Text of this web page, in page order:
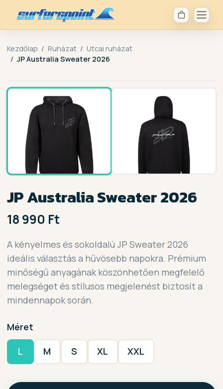
Kezdőlap Ruházat
Utcai ruházat
JP Australia Sweater 2026
JP Australia Sweater 2026
18 990 Ft
A kényelmes és sokoldalú JP Sweater 2026
ideális választás a hűvösebb napokra. Prémium
minőségű anyagának köszönhetően megfelelő
melegséget és stílusos megjelenést biztosít a
mindennapok során.
Méret
L M S XL XXL